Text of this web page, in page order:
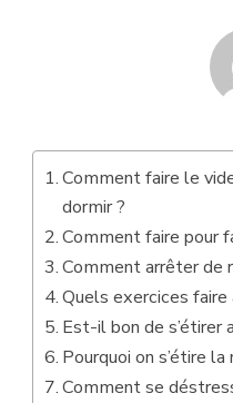
Comment faire le
dormir ?
Comment faire pour
Comment arrêter de
Quels exercices faire
Est-il bon de s’étirer
Pourquoi on s’étire la
Comment se